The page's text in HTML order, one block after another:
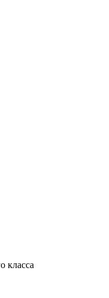
класса